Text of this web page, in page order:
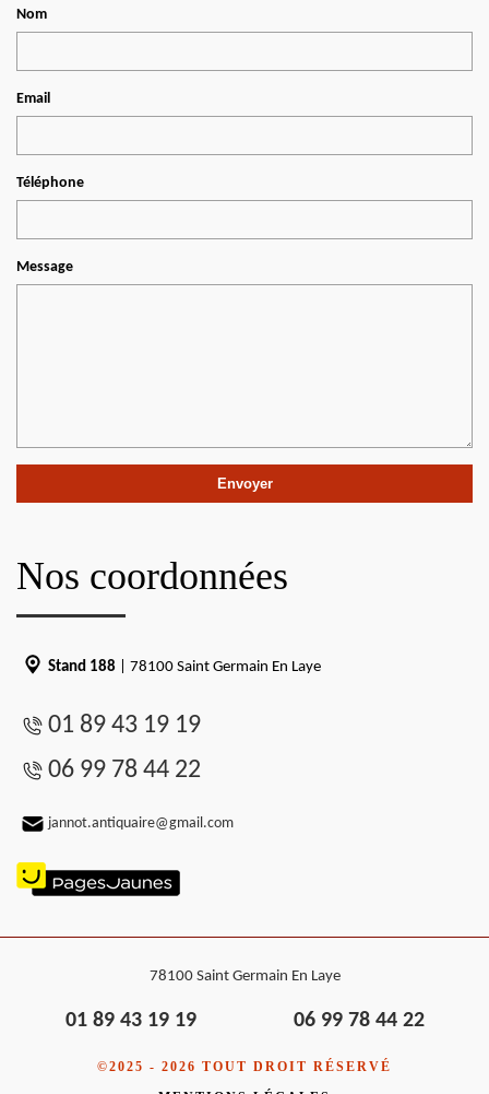
Nom
Email
Téléphone
Message
Nos coordonnées
Stand 188 | 78100 Saint Germain En Laye
01 89 43 19 19
06 99 78 44 22
jannot.antiquaire@gmail.com
78100 Saint Germain En Laye
01 89 43 19 19 06 99 78 44 22
©2025 - 2026 TOUT DROIT RÉSERVÉ